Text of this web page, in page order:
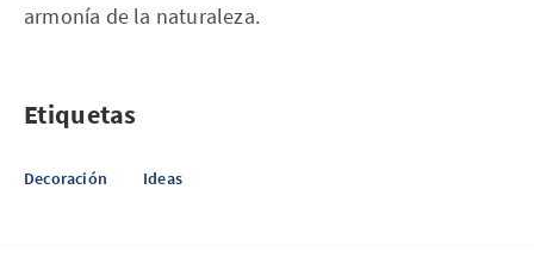
armonía de la naturaleza.
Etiquetas
Decoración Ideas